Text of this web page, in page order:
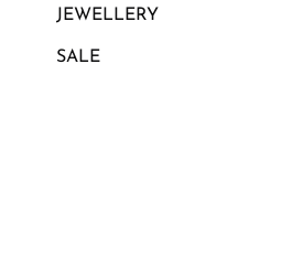
JEWELLERY
SALE